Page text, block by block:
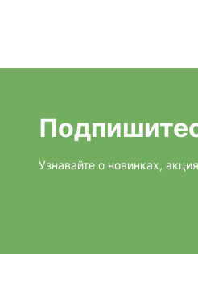
Узнавайте о новинках,